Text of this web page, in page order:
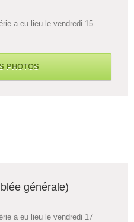
a eu lieu le vendredi 15
PHOTOS
générale)
a eu lieu le vendredi 17